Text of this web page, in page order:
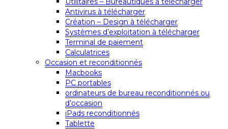
Antivirus à télécharger
Création – Design à télécharger
Systèmes d’exploitation à télécharger
Terminal de paiement
Calculatrices
Occasion et reconditionnés
Macbooks
PC portables
ordinateurs de bureau reconditionnés ou
d’occasion
iPads reconditionnés
Tablette